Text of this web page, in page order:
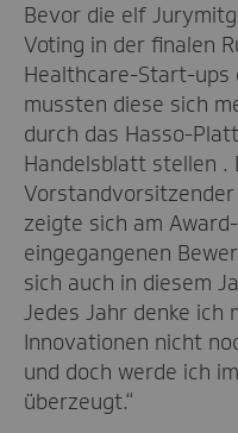
Bevor die elf
Voting in der finalen
Healthcare-Start-ups
mussten diese sich
durch das Hasso-
Handelsblatt stellen .
zeigte sich am
eingegangenen
sich auch in diesem
Jedes Jahr denke ich
Innovationen nicht
und doch werde ich
überzeugt.“